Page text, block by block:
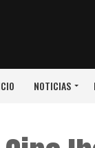
NOTICIAS